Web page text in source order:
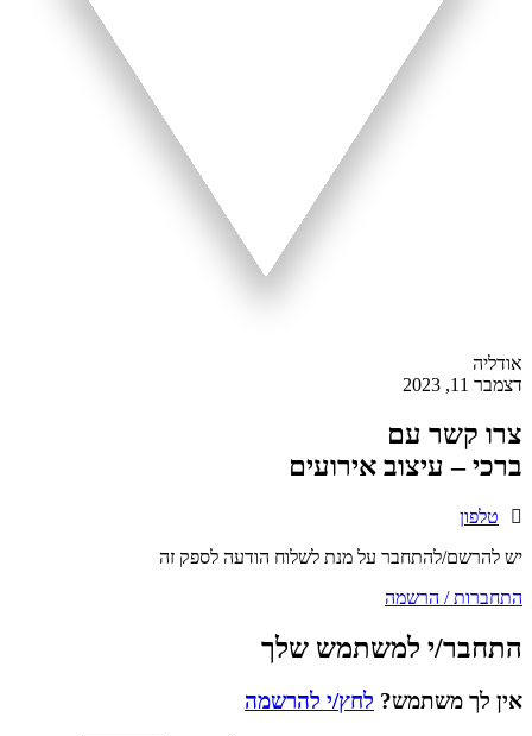
אודליה
דצמבר 11, 2023
צרו קשר עם
ברכי – עיצוב אירועים
טלפון
יש להרשם/להתחבר על מנת לשלוח הודעה לספק זה
התחברות / הרשמה
התחבר/י למשתמש שלך
אין לך משתמש? לחץ/י להרשמה